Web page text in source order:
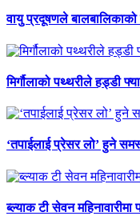
वायु प्रदूषणले
मिर्गौलाको पथ्थरीले हड्डी
‘तपाईलाई प्रेसर लो’ हुने
ब्ल्याक टी सेवन